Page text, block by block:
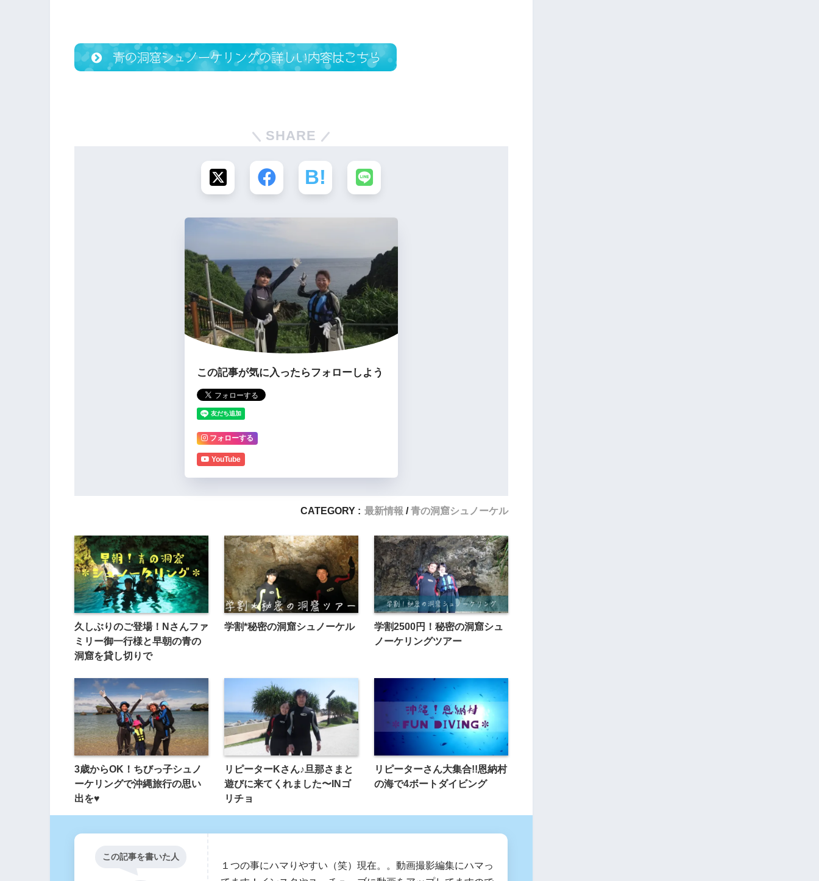
青の洞窟シュノーケリングの詳しい内容はこちら
SHARE
この記事が気に入ったらフォローしよう
フォローする
YouTube
CATEGORY : 最新情報 青の洞窟シュノーケル
久しぶりのご登場！Nさんファ
ミリー御一行様と早朝の青の
洞窟を貸し切りで
学割*秘密の洞窟シュノーケル
学割2500円！秘密の洞窟シュ
ノーケリングツアー
3歳からOK！ちびっ子シュノ
ーケリングで沖縄旅行の思い
出を♥
リピーターKさん♪旦那さまと
遊びに来てくれました〜INゴ
リチョ
リピーターさん大集合!!恩納村
の海で4ボートダイビング
この記事を書いた人
１つの事にハマりやすい（笑）現在。。動画撮影編集にハマっ